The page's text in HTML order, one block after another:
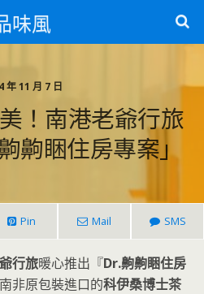
味風
年 11 月 7 日
！南港老爺行旅
齁睏住房專案」
Pin Mail SMS
行旅暖心推出『Dr.齁齁睏住房
非原包裝進口的科伊桑博士茶